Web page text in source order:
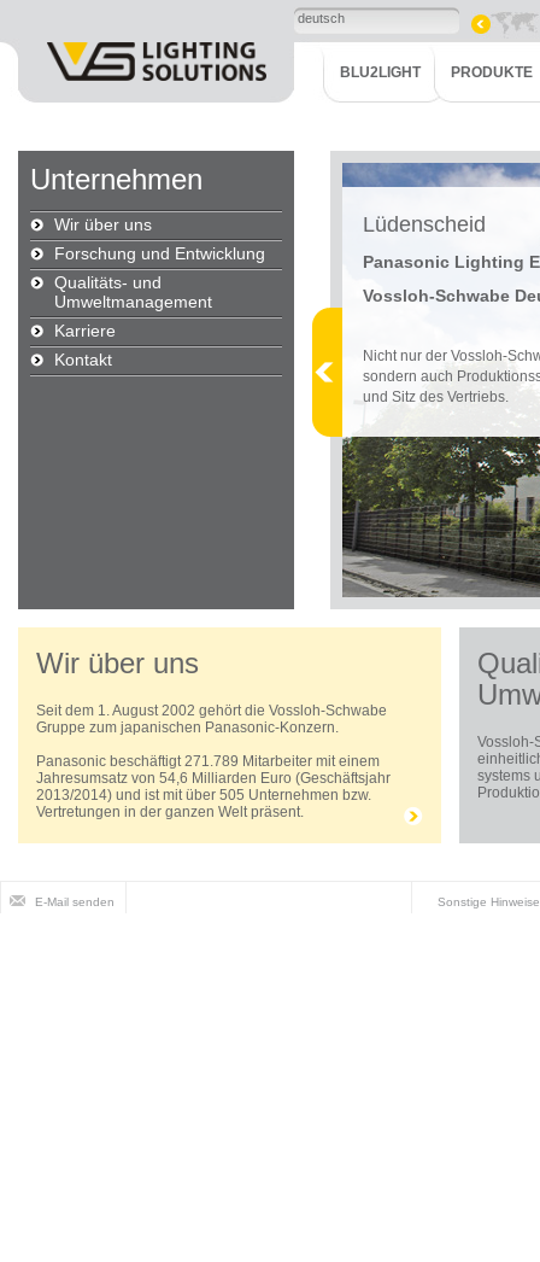
deutsch
BLU2LIGHT PRODUKTE
Unternehmen
Wir über uns
Forschung und Entwicklung
Qualitäts- und
Umweltmanagement
Karriere
Kontakt
Lüdenscheid
Panasonic Lighting
Vossloh-Schwabe
Nicht nur der Vossloh-
sondern auch
und Sitz des Vertriebs.
Wir über uns
Seit dem 1. August 2002 gehört die Vossloh-Schwabe
Gruppe zum japanischen Panasonic-Konzern.
Panasonic beschäftigt 271.789 Mitarbeiter mit einem
Jahresumsatz von 54,6 Milliarden Euro (Geschäftsjahr
2013/2014) und ist mit über 505 Unternehmen bzw.
Vertretungen in der ganzen Welt präsent.
Vossloh-
systems
E-Mail senden Sonstige Hinweise